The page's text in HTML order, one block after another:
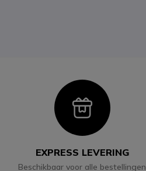
Icon
EXPRESS LEVERING
Beschikbaar voor alle bestellingen